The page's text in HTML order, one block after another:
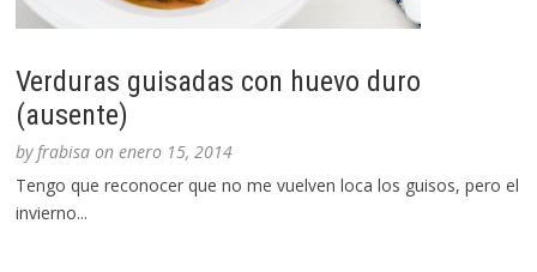
Verduras guisadas con huevo duro
(ausente)
byfrabisa onenero 15, 2014
Tengo que reconocer que no me vuelven loca los guisos, pero el
invierno...